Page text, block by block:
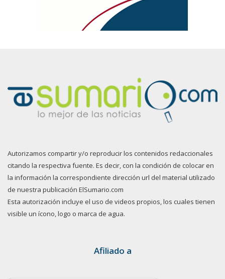
Autorizamos compartir y/o reproducir los contenidos redaccionales
citando la respectiva fuente. Es decir, con la condición de colocar en
la información la correspondiente dirección url del material utilizado
de nuestra publicación ElSumario.com
Esta autorización incluye el uso de videos propios, los cuales tienen
visible un ícono, logo o marca de agua.
Afiliado a